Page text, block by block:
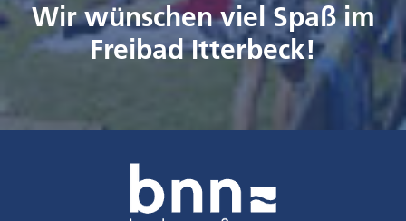
Wir wünschen viel Spaß im
Freibad Itterbeck!